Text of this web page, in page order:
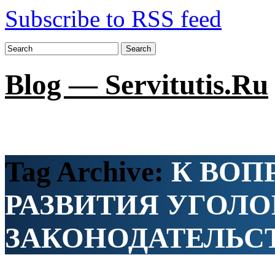
Subscribe to RSS feed
Search
Blog — Servitutis.Ru
Tag Archive: К
РАЗВИТИЯ